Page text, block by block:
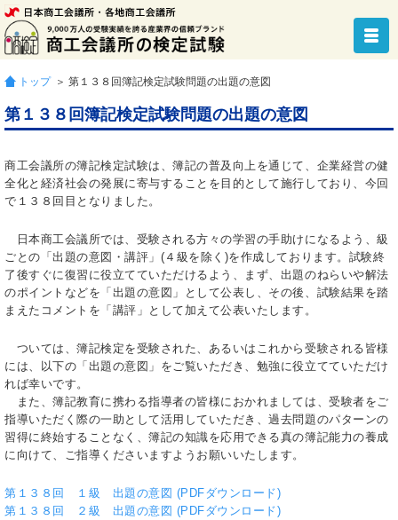
トップ ＞ 第１３８回簿記検定試験問題の出題の意図
第１３８回簿記検定試験問題の出題の意図
商工会議所の簿記検定試験は、簿記の普及向上を通じて、企業経営の健
全化と経済社会の発展に寄与することを目的として施行しており、今回
で１３８回目となりました。
日本商工会議所では、受験される方々の学習の手助けになるよう、級
ごとの「出題の意図・講評」(４級を除く)を作成しております。試験終
了後すぐに復習に役立てていただけるよう、まず、出題のねらいや解法
のポイントなどを「出題の意図」として公表し、その後、試験結果を踏
まえたコメントを「講評」として加えて公表いたします。
ついては、簿記検定を受験された、あるいはこれから受験される皆様
には、以下の「出題の意図」をご覧いただき、勉強に役立てていただけ
れば幸いです。
また、簿記教育に携わる指導者の皆様におかれましては、受験者をご
指導いただく際の一助として活用していただき、過去問題のパターンの
習得に終始することなく、簿記の知識を応用できる真の簿記能力の養成
に向けて、ご指導くださいますようお願いいたします。
第１３８回 １級 出題の意図 (PDFダウンロード)
第１３８回 ２級 出題の意図 (PDFダウンロード)